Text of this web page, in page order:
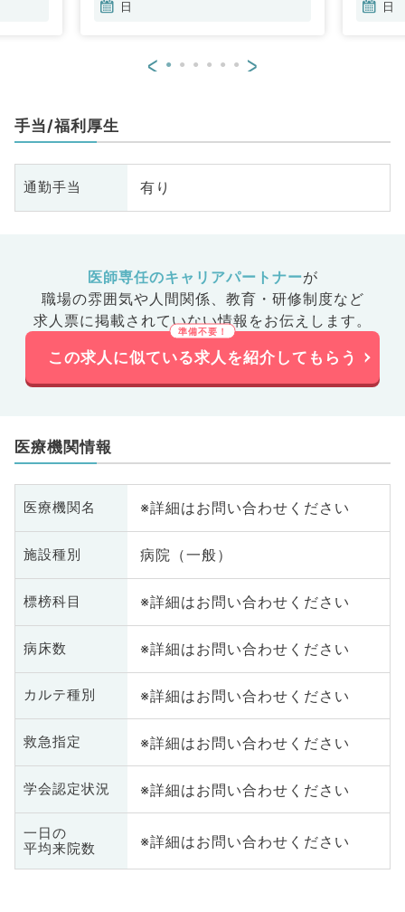
日 日
< >
手当/福利厚生
通勤手当 有り
医師専任のキャリアパートナーが
職場の雰囲気や人間関係、 教育・研修制度など
求人票に掲載されていない情報をお伝えします。
この求人に似ている求人を紹介してもらう
医療機関情報
医療機関名 ※詳細はお問い合わせください
施設種別 病院（一般）
標榜科目 ※詳細はお問い合わせください
病床数 ※詳細はお問い合わせください
カルテ種別 ※詳細はお問い合わせください
救急指定 ※詳細はお問い合わせください
学会認定状況 ※詳細はお問い合わせください
一日の
平均来院数
※詳細はお問い合わせください